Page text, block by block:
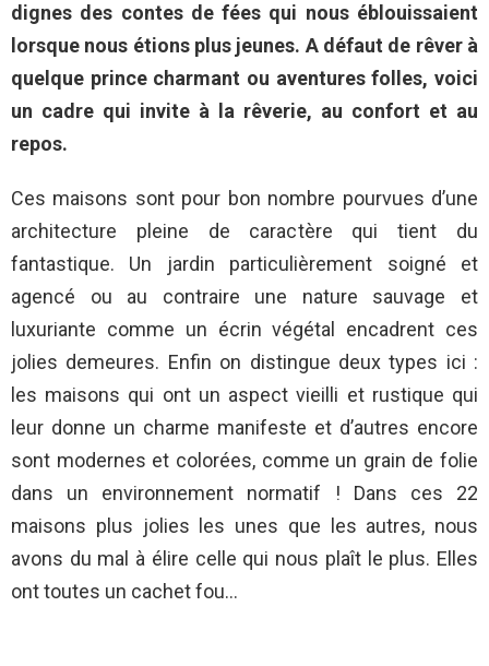
dignes des contes de fées qui nous éblouissaient
lorsque nous étions plus jeunes. A défaut de rêver à
quelque prince charmant ou aventures folles, voici
un cadre qui invite à la rêverie, au confort et au
repos.
Ces maisons sont pour bon nombre pourvues d’une
architecture pleine de caractère qui tient du
fantastique. Un jardin particulièrement soigné et
agencé ou au contraire une nature sauvage et
luxuriante comme un écrin végétal encadrent ces
jolies demeures. Enfin on distingue deux types ici :
les maisons qui ont un aspect vieilli et rustique qui
leur donne un charme manifeste et d’autres encore
sont modernes et colorées, comme un grain de folie
dans un environnement normatif ! Dans ces 22
maisons plus jolies les unes que les autres, nous
avons du mal à élire celle qui nous plaît le plus. Elles
ont toutes un cachet fou…